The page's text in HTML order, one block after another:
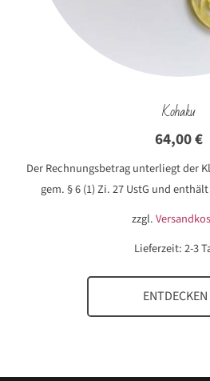
Kohaku
64,00€
Der Rechnungsbetrag unterliegt der
gem. § 6 (1) Zi. 27 UstG und
zzgl.
Lieferzeit:2-3
ENTDECKEN